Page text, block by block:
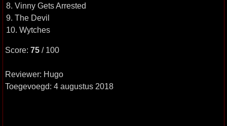
8. Vinny Gets Arrested
9. The Devil
10. Wytches
Score: 75 / 100
Reviewer: Hugo
Toegevoegd: 4 augustus 2018